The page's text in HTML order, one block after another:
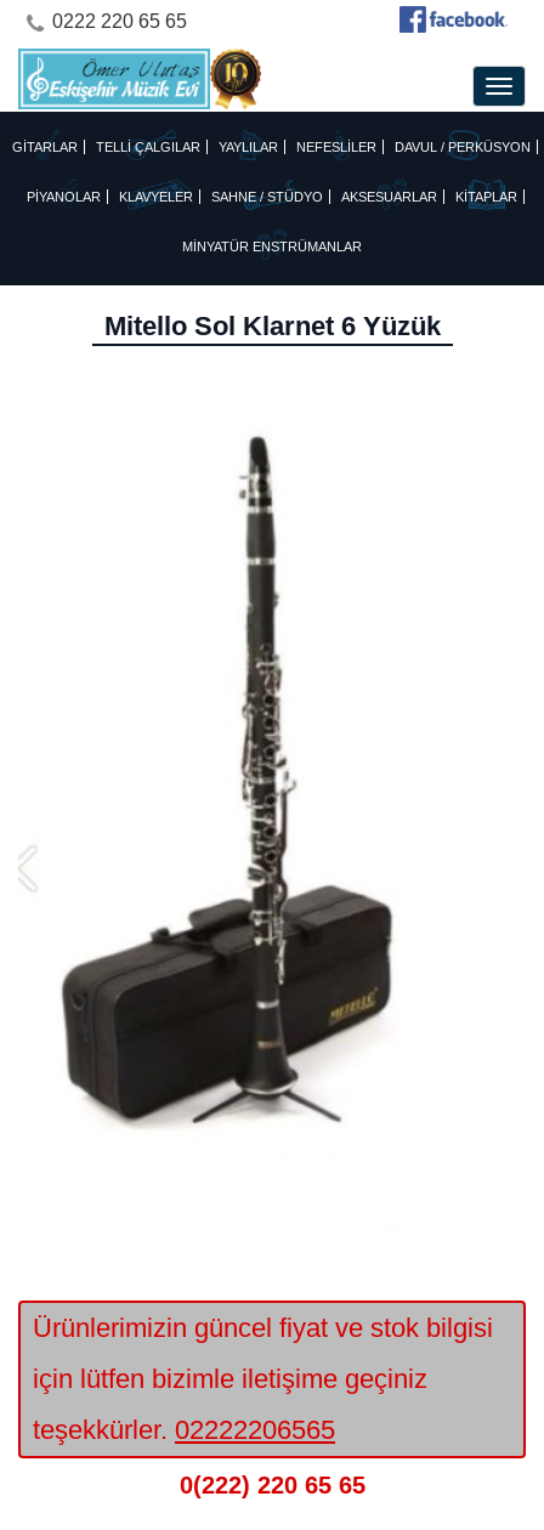
0222 220 65 65
GİTARLAR TELLİ ÇALGILAR YAYLILAR NEFESLİLER DAVUL / PERKÜSYON
PİYANOLAR KLAVYELER SAHNE / STÜDYO AKSESUARLAR KİTAPLAR
MİNYATÜR ENSTRÜMANLAR
Mitello Sol Klarnet 6 Yüzük
Ürünlerimizin güncel fiyat ve stok bilgisi
için lütfen bizimle iletişime geçiniz
teşekkürler. 02222206565
0(222) 220 65 65